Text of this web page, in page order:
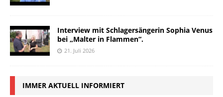
Interview mit Schlagersängerin Sophia Venus
bei „Malter in Flammen“.
21. Juli 2026
IMMER AKTUELL INFORMIERT